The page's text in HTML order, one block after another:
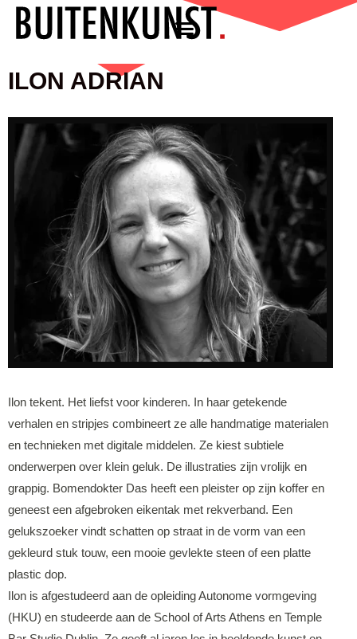
ILON ADRIAN
Ilon tekent. Het liefst voor kinderen. In haar getekende
verhalen en stripjes combineert ze alle handmatige materialen
en technieken met digitale middelen. Ze kiest subtiele
onderwerpen over klein geluk. De illustraties zijn vrolijk en
grappig. Bomendokter Das heeft een pleister op zijn koffer en
geneest een afgebroken eikentak met rekverband. Een
gelukszoeker vindt schatten op straat in de vorm van een
gekleurd stuk touw, een mooie gevlekte steen of een platte
plastic dop.
Ilon is afgestudeerd aan de opleiding Autonome vormgeving
(HKU) en studeerde aan de School of Arts Athens en Temple